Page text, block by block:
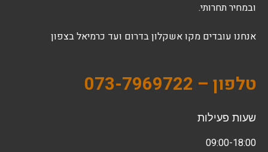
ובמחיר תחרותי.
אנחנו עובדים מקו אשקלון בדרום ועד כרמיאל בצפון
טלפון – 073-7969722
שעות פעילות
09:00-18:00